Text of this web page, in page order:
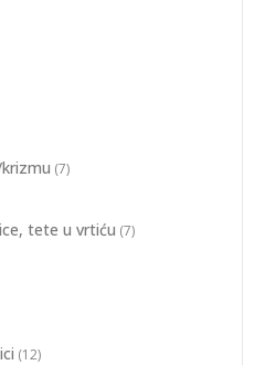
(7)
tete u vrtiću (7)
(12)